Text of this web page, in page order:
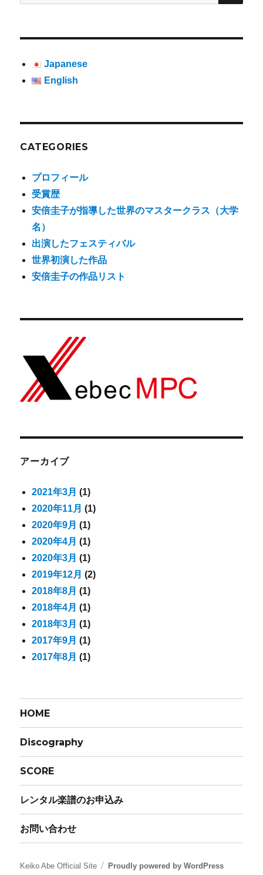
索:
Japanese
English
CATEGORIES
プロフィール
受賞歴
安倍圭子が指導した世界のマスタークラス（大学
名）
出演したフェスティバル
世界初演した作品
安倍圭子の作品リスト
アーカイブ
2021年3月 (1)
2020年11月 (1)
2020年9月 (1)
2020年4月 (1)
2020年3月 (1)
2019年12月 (2)
2018年8月 (1)
2018年4月 (1)
2018年3月 (1)
2017年9月 (1)
2017年8月 (1)
HOME
Discography
SCORE
レンタル楽譜のお申込み
お問い合わせ
Keiko Abe Official Site Proudly powered by WordPress